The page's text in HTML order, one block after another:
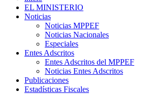
EL MINISTERIO
Noticias
Noticias MPPEF
Noticias Nacionales
Especiales
Entes Adscritos
Entes Adscritos del MPPEF
Noticias Entes Adscritos
Publicaciones
Estadísticas Fiscales